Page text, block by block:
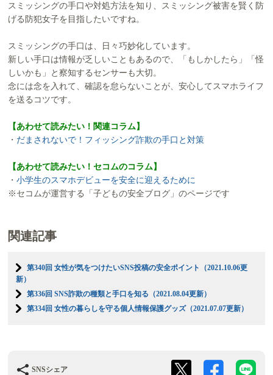
スミッシングの手口や対処方法を知り、スミッシング被害を賢く防
げる防犯女子を目指したいですね。
スミッシングの手口は、日々巧妙化しています。
新しい手口は情報が乏しいこともあるので、「もしかしたら」「怪
しいかも」と察知するセンサーも大切。
念には念を入れて、確認を怠らないことが、安心してスマホライフ
を送るコツです。
【あわせて読みたい！関連コラム】
・ だまされないで！フィッシング詐欺の手口と対策
【あわせて読みたい！セコムのコラム】
・小学生のスマホデビューを安全に迎えるために
※セコムが運営する「子どもの安全ブログ」のページです
関連記事
第340回 女性が気をつけたいSNS投稿の安全ポイント（2021.10.06更
新）
第336回 SNS詐欺の種類と手口を知る（2021.08.04更新）
第334回 女性の暮らしを守る個人情報保護グッズ（2021.07.07更新）
SNSシェア